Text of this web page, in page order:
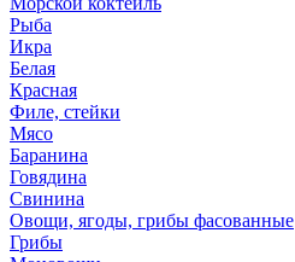
Рыба
Икра
Белая
Красная
Филе, стейки
Мясо
Баранина
Говядина
Свинина
Овощи, ягоды, грибы фасованные
Грибы